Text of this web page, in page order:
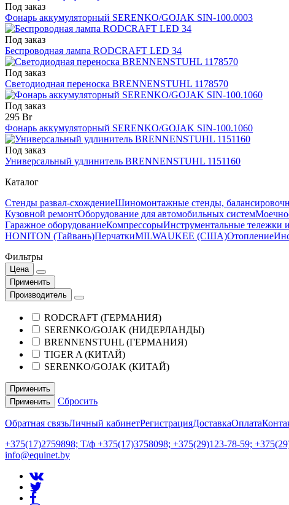
Под заказ
Фонарь аккумуляторный SERENKO/GOJAK SIN-100.0003
Под заказ
Беспроводная лампа RODCRAFT LED 34
Под заказ
Светодиодная переноска BRENNENSTUHL 1178570
Под заказ
295 Br
Фонарь аккумуляторный SERENKO/GOJAK SIN-100.1060
Под заказ
Универсальный удлинитель BRENNENSTUHL 1151160
Каталог
Стенды развал-схождениеШиномонтажные стенды,
Кузовной ремонтОборудование для автомобильных систем
Гаражное оборудованиеКомпрессорыИнструментальные тележки
HONITON (Тайвань)ПерчаткиMILWAUKEE (США)Отопление
Фильтры
Цена
Применить
Производитель
RODCRAFT (ГЕРМАНИЯ)
SERENKO/GOJAK (НИДЕРЛАНДЫ)
BRENNENSTUHL (ГЕРМАНИЯ)
TIGER A (КИТАЙ)
SERENKO/GOJAK (КИТАЙ)
Применить
Применить
Сбросить
Обратная связьЛичный кабинетРегистрацияДоставкаОплата
+375(17)2759898; Т/ф +375(17)3758098; +375(29)123-78-59;
info@equinet.by